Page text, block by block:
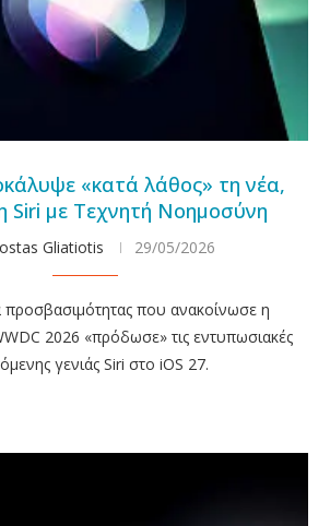
«κατά λάθος» τη νέα,
Siri με Τεχνητή Νοημοσύνη
Gliatiotis 29/05/2026
προσβασιμότητας που ανακοίνωσε η
2026 «πρόδωσε» τις εντυπωσιακές
γενιάς Siri στο iOS 27.